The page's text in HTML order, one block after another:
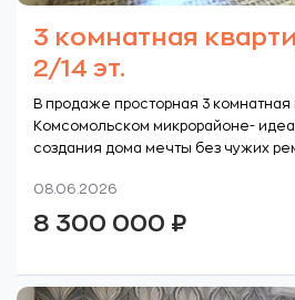
3 комнатная
2/14 эт.
В продаже просторная 3 комнатная
Комсомольском микрорайоне-
создания дома мечты без чужих
08.06.2026
8 300 000 ₽